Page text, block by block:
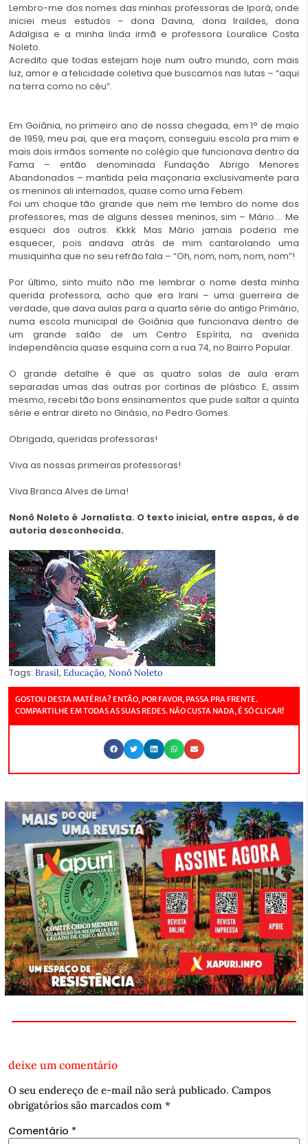
Lembro-me dos nomes das minhas professoras de Iporá, onde
iniciei meus estudos – dona Davina, dona Iraildes, dona
Adalgisa e a minha linda irmã e professora Louralice Costa
Noleto.
Acredito que todas estejam hoje num outro mundo, com mais
luz, amor e a felicidade coletiva que buscamos nas lutas – “aqui
na terra como no céu”.
Em Goiânia, no primeiro ano de nossa chegada, em 1° de maio
de 1959, meu pai, que era maçom, conseguiu escola pra mim e
mais dois irmãos somente no colégio que funcionava dentro da
Fama – então denominada Fundação Abrigo Menores
Abandonados – mantida pela maçonaria exclusivamente para
os meninos ali internados, quase como uma Febem.
Foi um choque tão grande que nem me lembro do nome dos
professores, mas de alguns desses meninos, sim – Mário…. Me
esqueci dos outros. Kkkk Mas Mário jamais poderia me
esquecer, pois andava atrás de mim cantarolando uma
musiquinha que no seu refrão fala – “Oh, nom, nom, nom, nom”!
Por último, sinto muito não me lembrar o nome desta minha
querida professora, acho que era Irani – uma guerreira de
verdade, que dava aulas para a quarta série do antigo Primário,
numa escola municipal de Goiânia que funcionava dentro de
um grande salão de um Centro Espírita, na avenida
Independência quase esquina com a rua 74, no Bairro Popular.
O grande detalhe é que as quatro salas de aula eram
separadas umas das outras por cortinas de plástico. E, assim
mesmo, recebi tão bons ensinamentos que pude saltar a quinta
série e entrar direto no Ginásio, no Pedro Gomes.
Obrigada, queridas professoras!
Viva as nossas primeiras professoras!
Viva Branca Alves de Lima!
Nonô Noleto é Jornalista. O texto inicial, entre aspas, é de
autoria desconhecida.
Tags: Brasil, Educação, Nonô Noleto
GOSTOU DESTA MATÉRIA? ENTÃO, POR FAVOR, PASSA PRA FRENTE.
COMPARTILHE EM TODAS AS SUAS REDES. NÃO CUSTA NADA, É SÓ CLICAR!
deixe um comentário
O seu endereço de e-mail não será publicado. Campos
obrigatórios são marcados com *
Comentário *